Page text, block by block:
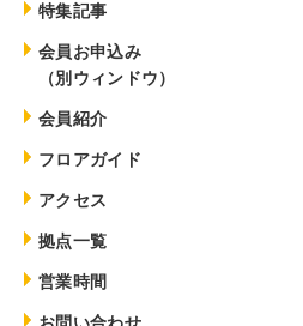
特集記事
会員お申込み
（別ウィンドウ）
会員紹介
フロアガイド
アクセス
拠点一覧
営業時間